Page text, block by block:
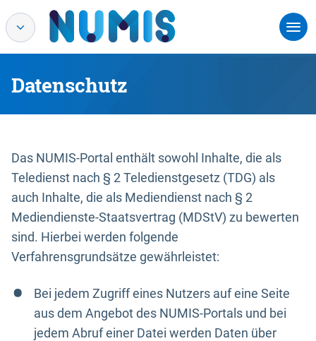
Datenschutz
Das NUMIS-Portal enthält sowohl Inhalte, die als
Teledienst nach § 2 Teledienstgesetz (TDG) als
auch Inhalte, die als Mediendienst nach § 2
Mediendienste-Staatsvertrag (MDStV) zu bewerten
sind. Hierbei werden folgende
Verfahrensgrundsätze gewährleistet:
Bei jedem Zugriff eines Nutzers auf eine Seite
aus dem Angebot des NUMIS-Portals und bei
jedem Abruf einer Datei werden Daten über